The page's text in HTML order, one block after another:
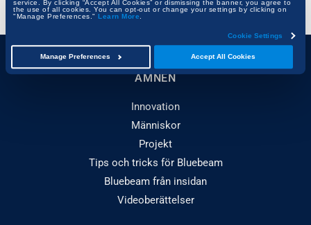
service. By clicking “Accept All Cookies” or dismissing the banner, you agree to
the use of all cookies. You can opt-out or change your settings by clicking on
"Manage Preferences." Learn More
Cookie Settings
Accept All Cookies
Manage Preferences
ÄMNEN
Innovation
Människor
Projekt
Tips och tricks för Bluebeam
Bluebeam från insidan
Videoberättelser